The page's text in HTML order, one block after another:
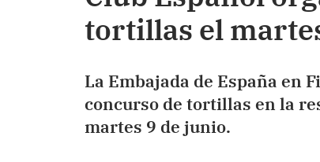
tortillas el
La Embajada de España en
concurso de tortillas en la
martes 9 de junio.